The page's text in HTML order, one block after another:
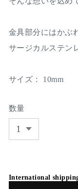
金具部分にはかぶ
サージカルステン
サイズ： 10mm
数量
International